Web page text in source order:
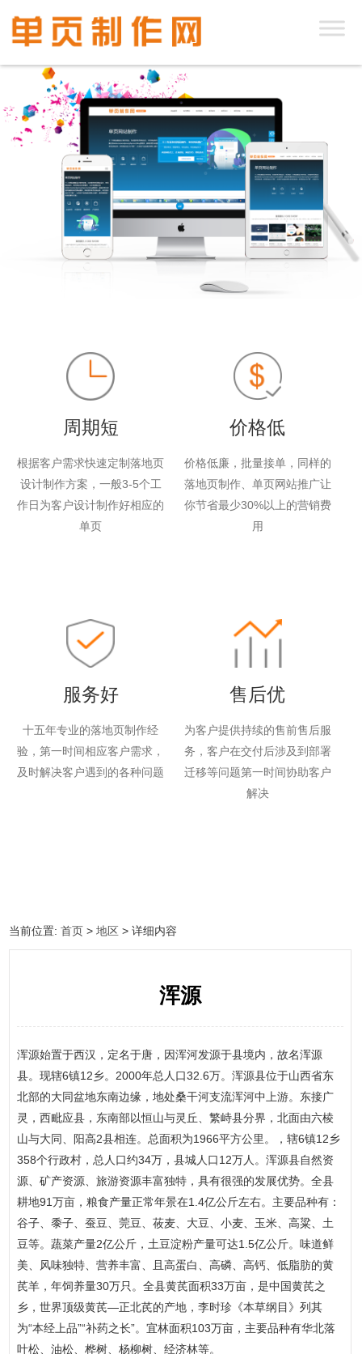
周期短
根据客户需求快速定制落地页
设计制作方案，一般3-5个工
作日为客户设计制作好相应的
单页
价格低
价格低廉，批量接单，同样的
落地页制作、单页网站推广让
你节省最少30%以上的营销费
用
服务好
十五年专业的落地页制作经
验，第一时间相应客户需求，
及时解决客户遇到的各种问题
售后优
为客户提供持续的售前售后服
务，客户在交付后涉及到部署
迁移等问题第一时间协助客户
解决
当前位置:首页 >地区 > 详细内容
浑源
浑源始置于西汉，定名于唐，因浑河发源于县境内，故名浑源
县。现辖6镇12乡。2000年总人口32.6万。浑源县位于山西省东
北部的大同盆地东南边缘，地处桑干河支流浑河中上游。东接广
灵，西毗应县，东南部以恒山与灵丘、繁峙县分界，北面由六棱
山与大同、阳高2县相连。总面积为1966平方公里。，辖6镇12乡
358个行政村，总人口约34万，县城人口12万人。浑源县自然资
源、矿产资源、旅游资源丰富独特，具有很强的发展优势。全县
耕地91万亩，粮食产量正常年景在1.4亿公斤左右。主要品种有：
谷子、黍子、蚕豆、莞豆、莜麦、大豆、小麦、玉米、高粱、土
豆等。蔬菜产量2亿公斤，土豆淀粉产量可达1.5亿公斤。味道鲜
美、风味独特、营养丰富、且高蛋白、高磷、高钙、低脂肪的黄
芪羊，年饲养量30万只。全县黄芪面积33万亩，是中国黄芪之
乡，世界顶级黄芪—正北芪的产地，李时珍《本草纲目》列其
为“本经上品”“补药之长”。宜林面积103万亩，主要品种有华北落
叶松、油松、桦树、杨柳树、经济林等。